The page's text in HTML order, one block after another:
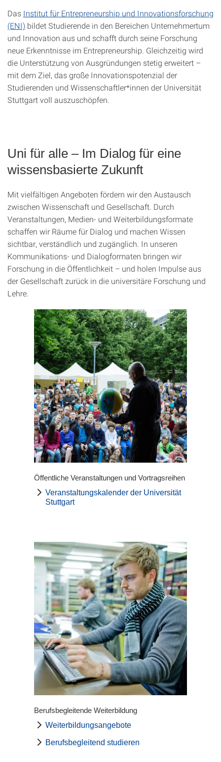
Das Institut für Entrepreneurship und Innovationsforschung
(ENI) bildet Studierende in den Bereichen Unternehmertum
und Innovation aus und schafft durch seine Forschung
neue Erkenntnisse im Entrepreneurship. Gleichzeitig wird
die Unterstützung von Ausgründungen stetig erweitert –
mit dem Ziel, das große Innovationspotenzial der
Studierenden und Wissenschaftler*innen der Universität
Stuttgart voll auszuschöpfen.
Uni für alle – Im Dialog für eine
wissensbasierte Zukunft
Mit vielfältigen Angeboten fördern wir den Austausch
zwischen Wissenschaft und Gesellschaft. Durch
Veranstaltungen, Medien- und Weiterbildungsformate
schaffen wir Räume für Dialog und machen Wissen
sichtbar, verständlich und zugänglich. In unseren
Kommunikations- und Dialogformaten bringen wir
Forschung in die Öffentlichkeit – und holen Impulse aus
der Gesellschaft zurück in die universitäre Forschung und
Lehre.
Öffentliche Veranstaltungen und Vortragsreihen
Veranstaltungskalender der Universität
Stuttgart
Berufsbegleitende Weiterbildung
Weiterbildungsangebote
Berufsbegleitend studieren